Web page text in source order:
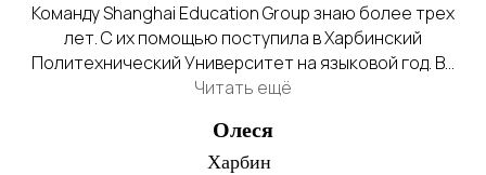
Команду Shanghai Education Group знаю более трех
лет. С их помощью поступила в Харбинский
Политехнический Университет на языковой год. Во
время консультации объяснили какие документы
оформления документов и справок. Всегда были на
связи. Огромная благодарность команде Shanghai
Читать ещё
Олеся
Харбин